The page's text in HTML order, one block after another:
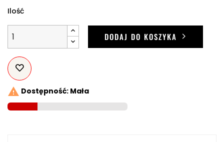
Ilość
DODAJ DO KOSZYKA
 Dostępność: Mała